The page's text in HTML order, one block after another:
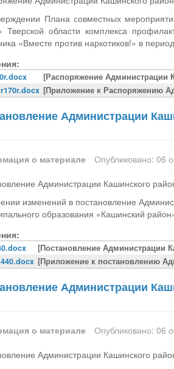
Плана совместных
Тверской области комплекса
«Вместе против наркотиков!» в
[Распоряжение Администрации
[Приложение к Распоряжению
Администрации
о материале
Опубликовано: 06
Администрации Кашинского
изменений в постановление
образования «Кашинский
[Постановление Администрации
[Приложение к постановлению
Администрации
о материале
Опубликовано: 06
Администрации Кашинского